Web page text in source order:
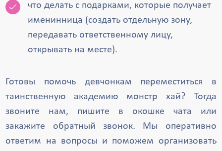
что делать с подарками, которые получает
именинница (создать отдельную зону,
передавать ответственному лицу,
открывать на месте).
Готовы помочь девчонкам переместиться в
таинственную академию монстр хай? Тогда
звоните нам, пишите в окошке чата или
закажите обратный звонок. Мы оперативно
ответим на вопросы и поможем организовать